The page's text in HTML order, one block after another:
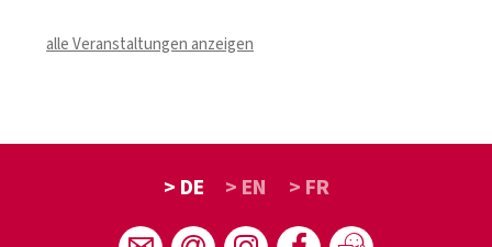
alle Veranstaltungen anzeigen
> DE > EN > FR